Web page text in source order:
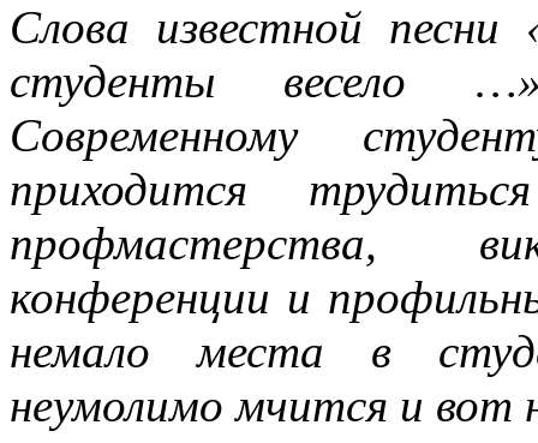
Слова известной
студенты весело
Современному
приходится
профмастерства,
конференции и
немало места в
неумолимо мчится и вот